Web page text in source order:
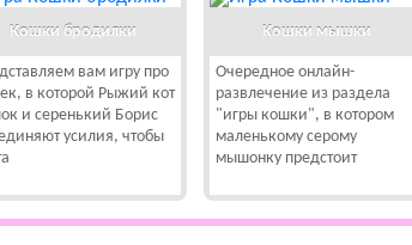
Кошки бродилки
вам игру про
в которой Рыжий кот
и серенький Борис
усилия, чтобы
Кошки мышки
Очередное онлайн-
развлечение из раздела
"игры кошки", в котором
маленькому серому
мышонку предстоит